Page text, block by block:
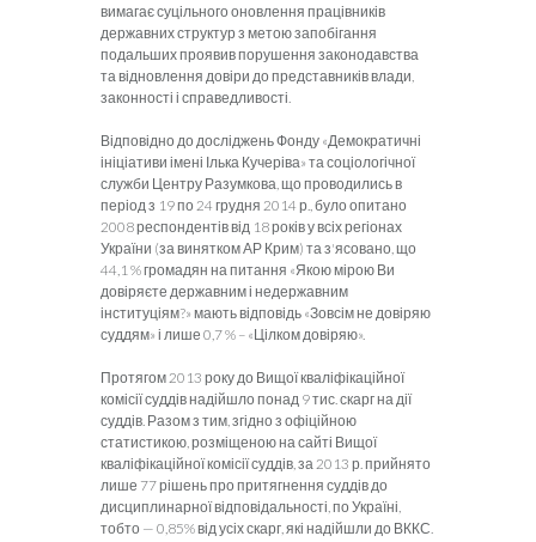
вимагає суцільного оновлення працівників
державних структур з метою запобігання
подальших проявив порушення законодавства
та відновлення довіри до представників влади,
законності і справедливості.
Відповідно до досліджень Фонду «Демократичні
ініціативи імені Ілька Кучеріва» та соціологічної
служби Центру Разумкова, що проводились в
період з 19 по 24 грудня 2014 р., було опитано
2008 респондентів від 18 років у всіх регіонах
України (за винятком АР Крим) та з'ясовано, що
44,1 % громадян на питання «Якою мірою Ви
довіряєте державним і недержавним
інституціям?» мають відповідь «Зовсім не довіряю
суддям» і лише 0,7 % – «Цілком довіряю».
Протягом 2013 року до Вищої кваліфікаційної
комісії суддів надійшло понад 9 тис. скарг на дії
суддів. Разом з тим, згідно з офіційною
статистикою, розміщеною на сайті Вищої
кваліфікаційної комісії суддів, за 2013 р. прийнято
лише 77 рішень про притягнення суддів до
дисциплинарної відповідальності, по Україні,
тобто — 0,85% від усіх скарг, які надійшли до ВККС.